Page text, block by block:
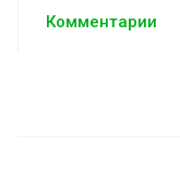
Комментарии